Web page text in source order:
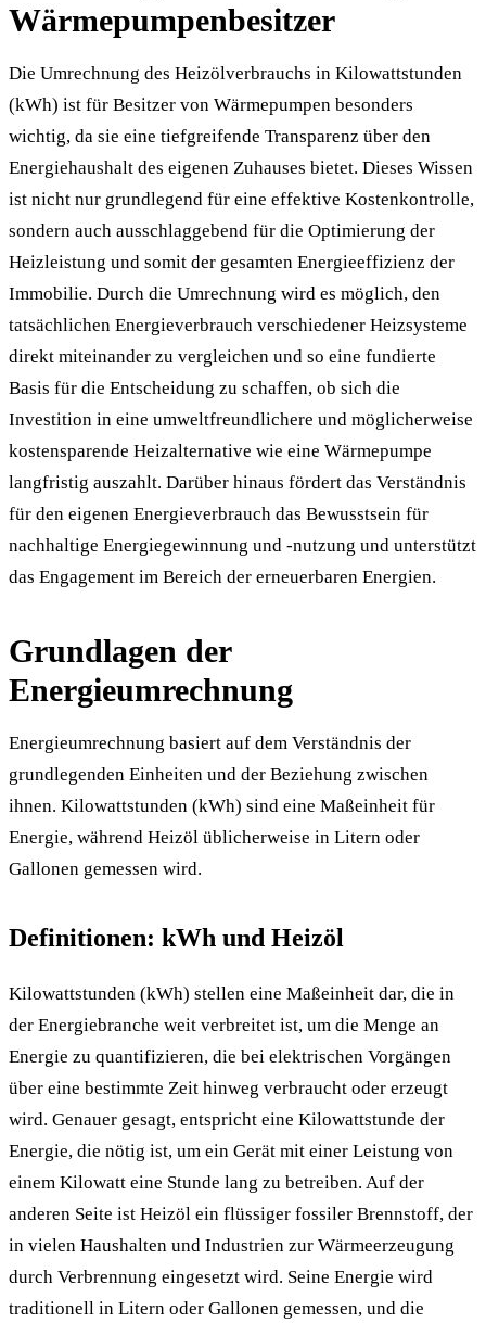
Wärmepumpenbesitzer
Die Umrechnung des Heizölverbrauchs in Kilowattstunden
(kWh) ist für Besitzer von Wärmepumpen besonders
wichtig, da sie eine tiefgreifende Transparenz über den
Energiehaushalt des eigenen Zuhauses bietet. Dieses Wissen
ist nicht nur grundlegend für eine effektive Kostenkontrolle,
sondern auch ausschlaggebend für die Optimierung der
Heizleistung und somit der gesamten Energieeffizienz der
Immobilie. Durch die Umrechnung wird es möglich, den
tatsächlichen Energieverbrauch verschiedener Heizsysteme
direkt miteinander zu vergleichen und so eine fundierte
Basis für die Entscheidung zu schaffen, ob sich die
Investition in eine umweltfreundlichere und möglicherweise
kostensparende Heizalternative wie eine Wärmepumpe
langfristig auszahlt. Darüber hinaus fördert das Verständnis
für den eigenen Energieverbrauch das Bewusstsein für
nachhaltige Energiegewinnung und -nutzung und unterstützt
das Engagement im Bereich der erneuerbaren Energien.
Grundlagen der
Energieumrechnung
Energieumrechnung basiert auf dem Verständnis der
grundlegenden Einheiten und der Beziehung zwischen
ihnen. Kilowattstunden (kWh) sind eine Maßeinheit für
Energie, während Heizöl üblicherweise in Litern oder
Gallonen gemessen wird.
Definitionen: kWh und Heizöl
Kilowattstunden (kWh) stellen eine Maßeinheit dar, die in
der Energiebranche weit verbreitet ist, um die Menge an
Energie zu quantifizieren, die bei elektrischen Vorgängen
über eine bestimmte Zeit hinweg verbraucht oder erzeugt
wird. Genauer gesagt, entspricht eine Kilowattstunde der
Energie, die nötig ist, um ein Gerät mit einer Leistung von
einem Kilowatt eine Stunde lang zu betreiben. Auf der
anderen Seite ist Heizöl ein flüssiger fossiler Brennstoff, der
in vielen Haushalten und Industrien zur Wärmeerzeugung
durch Verbrennung eingesetzt wird. Seine Energie wird
traditionell in Litern oder Gallonen gemessen, und die